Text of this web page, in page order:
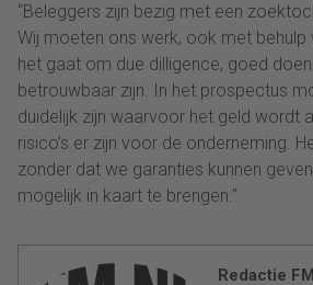
“Beleggers zijn bezig met een
Wij moeten ons werk, ook met behulp
het gaat om due dilligence, goed
betrouwbaar zijn. In het prospectus
duidelijk zijn waarvoor het geld wordt
risico’s er zijn voor de onderneming.
zonder dat we garanties kunnen
mogelijk in kaart te brengen.”
Redactie FM